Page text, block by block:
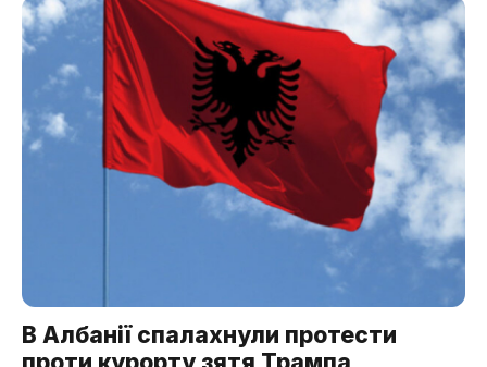
В Албанії спалахнули протести